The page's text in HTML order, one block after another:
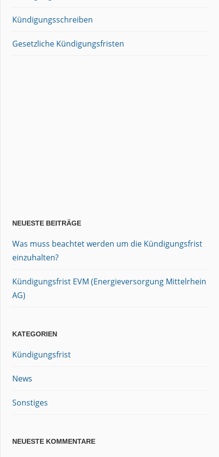
Kündigungsschreiben
Gesetzliche Kündigungsfristen
NEUESTE BEITRÄGE
Was muss beachtet werden um die Kündigungsfrist
einzuhalten?
Kündigungsfrist EVM (Energieversorgung Mittelrhein
AG)
KATEGORIEN
Kündigungsfrist
News
Sonstiges
NEUESTE KOMMENTARE